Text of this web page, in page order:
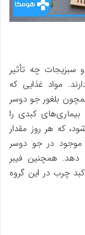
سبزیجات چه تأثیر
مواد غذایی که
بلغور جو دوسر
بیماری‌های کبدی را
که هر روز مقدار
موجود در جو دوسر
دهد. همچنین فیبر
چرب در این گروه